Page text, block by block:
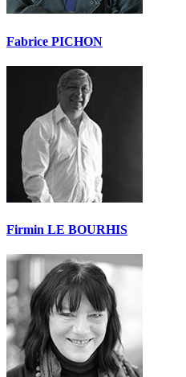
Fabrice PICHON
Firmin LE BOURHIS